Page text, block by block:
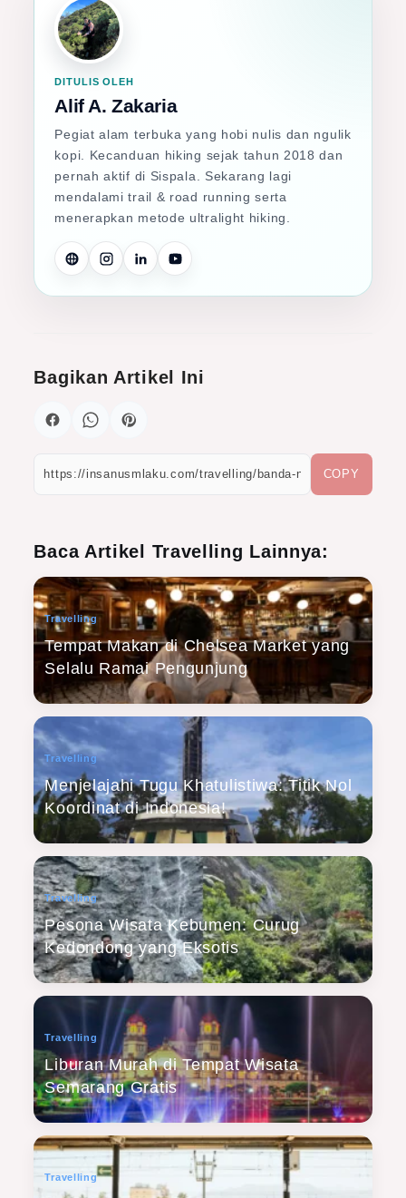
DITULIS OLEH
Alif A. Zakaria
Pegiat alam terbuka yang hobi nulis dan ngulik
kopi. Kecanduan hiking sejak tahun 2018 dan
pernah aktif di Sispala. Sekarang lagi
mendalami trail & road running serta
menerapkan metode ultralight hiking.
Bagikan Artikel Ini
COPY
Baca Artikel Travelling Lainnya:
Travelling
Tempat Makan di Chelsea Market yang
Selalu Ramai Pengunjung
Travelling
Menjelajahi Tugu Khatulistiwa: Titik Nol
Koordinat di Indonesia!
Travelling
Pesona Wisata Kebumen: Curug
Kedondong yang Eksotis
Travelling
Liburan Murah di Tempat Wisata
Semarang Gratis
Travelling